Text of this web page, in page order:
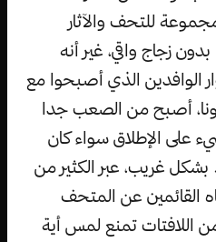
للتحف والآثار
زجاج واقي، غير أنه
الوافدين الذي أصبحوا مع
أصبح من الصعب جدا
الإطلاق سواء كان
غريب، عبر الكثير من
القائمين عن المتحف
اللافتات تمنع لمس أية